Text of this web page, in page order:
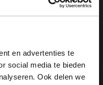
en advertenties te
social media te bieden
Ook delen we
×